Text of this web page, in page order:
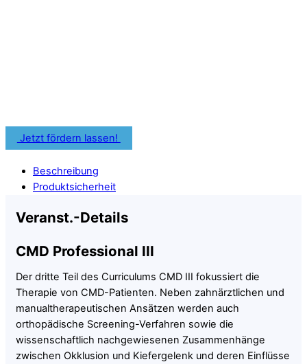
Jetzt fördern lassen!
Beschreibung
Produktsicherheit
Veranst.-Details
CMD Professional III
Der dritte Teil des Curriculums CMD III fokussiert die
Therapie von CMD-Patienten. Neben zahnärztlichen und
manualtherapeutischen Ansätzen werden auch
orthopädische Screening-Verfahren sowie die
wissenschaftlich nachgewiesenen Zusammenhänge
zwischen Okklusion und Kiefergelenk und deren Einflüsse